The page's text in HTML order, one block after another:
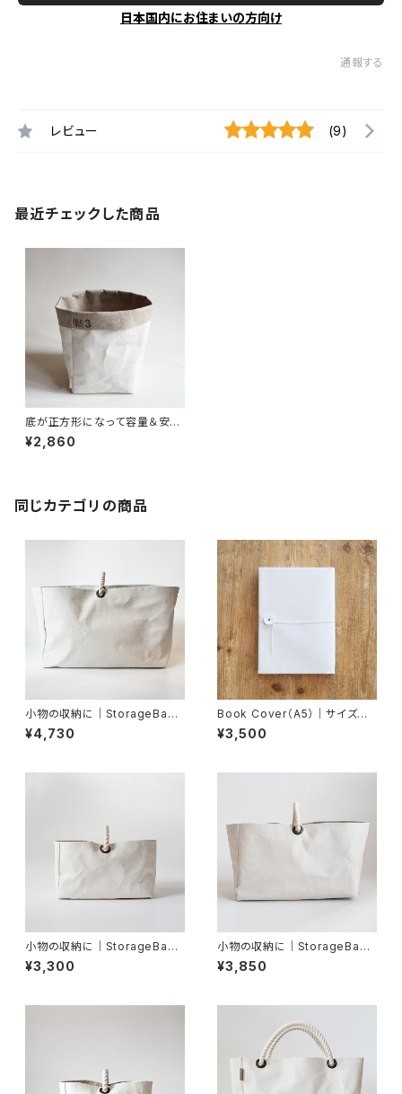
日本国内にお住まいの方向け
通報する
レビュー (9)
最近チェックした商品
底が正方形になって容量＆安定
感アップ｜StorageBag_M3_S
B
¥2,860
同じカテゴリの商品
小物の収納に｜StorageBask
et（L）
¥4,730
Book Cover（A5）｜サイズカ
スタム
¥3,500
小物の収納に｜StorageBask
et（S）
¥3,300
小物の収納に｜StorageBask
et（M）
¥3,850